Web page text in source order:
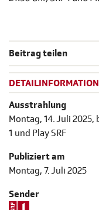
Beitrag teilen
DETAILINFORMATION
Ausstrahlung
Montag, 14. Juli 2025,
1 und Play SRF
Publiziert am
Montag, 7. Juli 2025
Sender